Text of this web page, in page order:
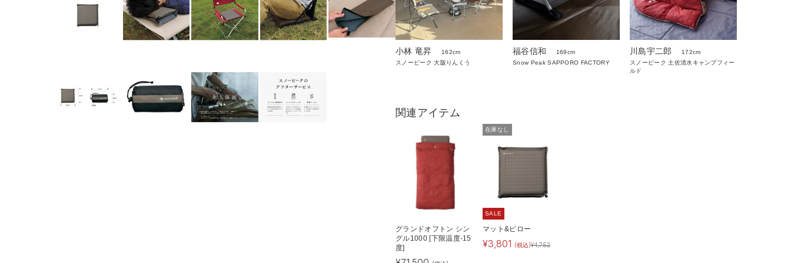
小林 竜昇
162cm
スノーピーク 大阪りんくう
福谷信和
169cm
Snow Peak SAPPORO FACTORY
川島宇二郎
172cm
スノーピーク 土佐清水キャンプフィー
ルド
関連アイテム
グランドオフトン シン
グル1000 [下限温度-15
度]
在庫なし
SALE
マット&ピロー
¥3,801 (税込)¥4,752